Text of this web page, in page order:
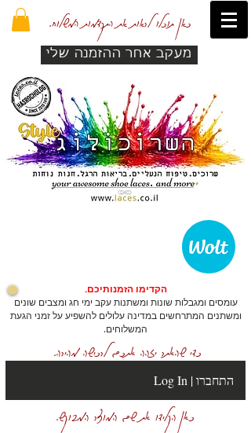
כאן תוכלו לראות את התקדמות המשלוח.
מעקב אחר ההזמנה שלי
הקדימו הזמנותיכם.
עומסים ומגבלות שונות ומשתנות עקב ימי חג ומצבים שונים
ומשתנים המתרחשים במדינה עלולים להשפיע על זמני הגעת
המשלוחים.
כדי שהאתר יזהה אתכם לרכישה מהירה.
Log In | התחברו
כאן הקלידו את שם המוצר המבוקש.